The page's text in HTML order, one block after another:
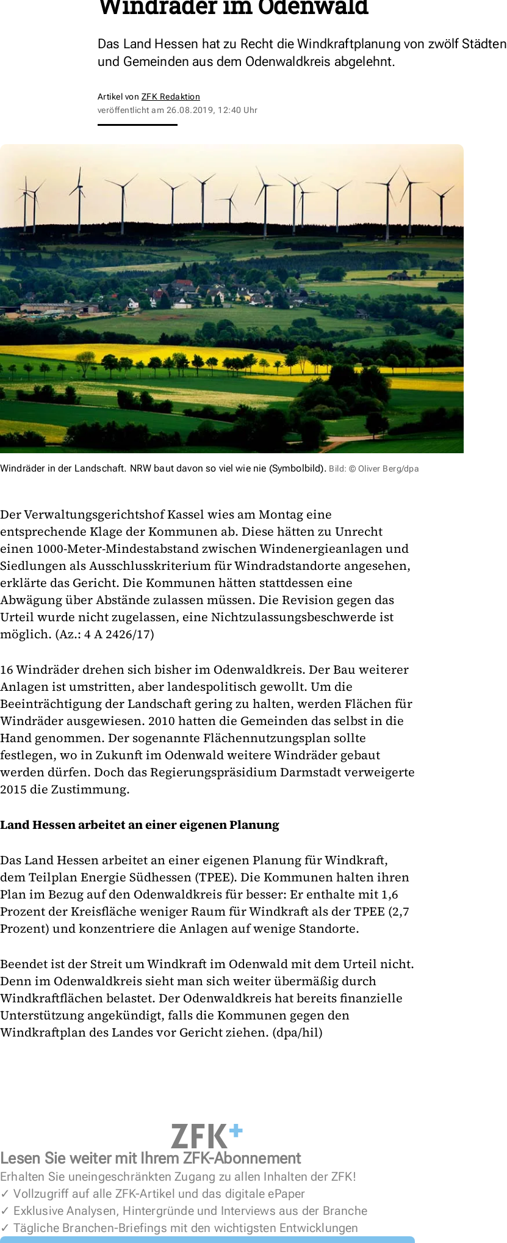
Das Land Hessen hat zu Recht die Windkraftplanung von zwölf Städten
und Gemeinden aus dem Odenwaldkreis abgelehnt.
Artikel von ZFK Redaktion
veröffentlicht am 26.08.2019, 12:40 Uhr
Windräder in der Landschaft. NRW baut davon so viel wie nie (Symbolbild). Bild: © Oliver Berg/dpa
Der Verwaltungsgerichtshof Kassel wies am Montag eine
entsprechende Klage der Kommunen ab. Diese hätten zu Unrecht
einen 1000-Meter-Mindestabstand zwischen Windenergieanlagen und
Siedlungen als Ausschlusskriterium für Windradstandorte angesehen,
erklärte das Gericht. Die Kommunen hätten stattdessen eine
Abwägung über Abstände zulassen müssen. Die Revision gegen das
Urteil wurde nicht zugelassen, eine Nichtzulassungsbeschwerde ist
möglich. (Az.: 4 A 2426/17)
16 Windräder drehen sich bisher im Odenwaldkreis. Der Bau weiterer
Anlagen ist umstritten, aber landespolitisch gewollt. Um die
Beeinträchtigung der Landschaft gering zu halten, werden Flächen für
Windräder ausgewiesen. 2010 hatten die Gemeinden das selbst in die
Hand genommen. Der sogenannte Flächennutzungsplan sollte
festlegen, wo in Zukunft im Odenwald weitere Windräder gebaut
werden dürfen. Doch das Regierungspräsidium Darmstadt verweigerte
2015 die Zustimmung.
Land Hessen arbeitet an einer eigenen Planung
Das Land Hessen arbeitet an einer eigenen Planung für Windkraft,
dem Teilplan Energie Südhessen (TPEE). Die Kommunen halten ihren
Plan im Bezug auf den Odenwaldkreis für besser: Er enthalte mit 1,6
Prozent der Kreisfläche weniger Raum für Windkraft als der TPEE (2,7
Prozent) und konzentriere die Anlagen auf wenige Standorte.
Beendet ist der Streit um Windkraft im Odenwald mit dem Urteil nicht.
Denn im Odenwaldkreis sieht man sich weiter übermäßig durch
Windkraftflächen belastet. Der Odenwaldkreis hat bereits finanzielle
Unterstützung angekündigt, falls die Kommunen gegen den
Windkraftplan des Landes vor Gericht ziehen. (dpa/hil)
Lesen Sie weiter mit Ihrem ZFK-Abonnement
Erhalten Sie uneingeschränkten Zugang zu allen Inhalten der ZFK!
✓ Vollzugriff auf alle ZFK-Artikel und das digitale ePaper
✓ Exklusive Analysen, Hintergründe und Interviews aus der Branche
✓ Tägliche Branchen-Briefings mit den wichtigsten Entwicklungen